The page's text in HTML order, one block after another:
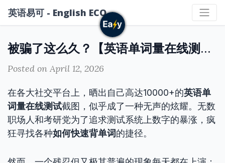
英语易可 - English ECO
被骗了这么久？【英语单词量在线测试】为何总是测不准你的真实水平
Posted on April 12, 2026
在各大社交平台上，晒出自己高达10000+的英语单
词量在线测试截图，似乎成了一种无声的炫耀。无数
职场人和考研党为了追求测试系统上数字的暴涨，疯
狂寻找各种如何快速背单词的捷径。